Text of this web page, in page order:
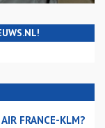
FRANCE-KLM?